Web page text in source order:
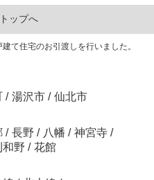
ップへ
建て住宅のお引渡しを行いました。
/ 湯沢市 / 仙北市
/ 長野 / 八幡 / 神宮寺 /
和野 / 花館